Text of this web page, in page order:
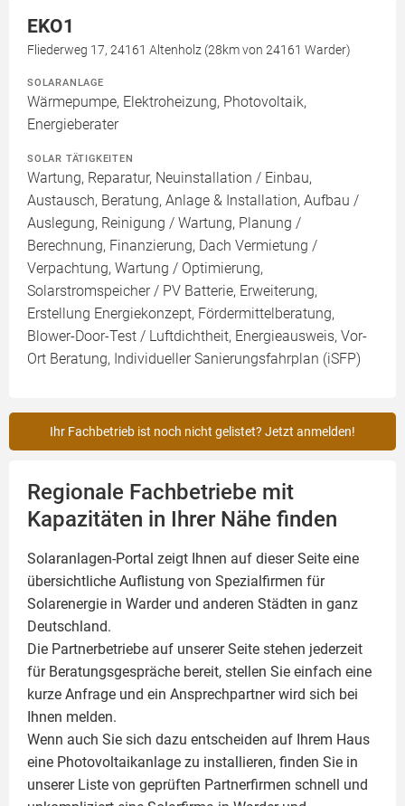
EKO1
Fliederweg 17, 24161 Altenholz (28km von 24161 Warder)
SOLARANLAGE
Wärmepumpe, Elektroheizung, Photovoltaik,
Energieberater
SOLAR TÄTIGKEITEN
Wartung, Reparatur, Neuinstallation / Einbau,
Austausch, Beratung, Anlage & Installation, Aufbau /
Auslegung, Reinigung / Wartung, Planung /
Berechnung, Finanzierung, Dach Vermietung /
Verpachtung, Wartung / Optimierung,
Solarstromspeicher / PV Batterie, Erweiterung,
Erstellung Energiekonzept, Fördermittelberatung,
Blower-Door-Test / Luftdichtheit, Energieausweis, Vor-
Ort Beratung, Individueller Sanierungsfahrplan (iSFP)
Ihr Fachbetrieb ist noch nicht gelistet? Jetzt anmelden!
Regionale Fachbetriebe mit
Kapazitäten in Ihrer Nähe finden
Solaranlagen-Portal zeigt Ihnen auf dieser Seite eine
übersichtliche Auflistung von Spezialfirmen für
Solarenergie in Warder und anderen Städten in ganz
Deutschland.
Die Partnerbetriebe auf unserer Seite stehen jederzeit
für Beratungsgespräche bereit, stellen Sie einfach eine
kurze Anfrage und ein Ansprechpartner wird sich bei
Ihnen melden.
Wenn auch Sie sich dazu entscheiden auf Ihrem Haus
eine Photovoltaikanlage zu installieren, finden Sie in
unserer Liste von geprüften Partnerfirmen schnell und